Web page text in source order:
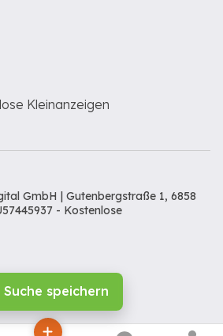
Suche speichern
Kleinanzeigen
GmbH | Gutenbergstraße 1, 6858
- Kostenlose